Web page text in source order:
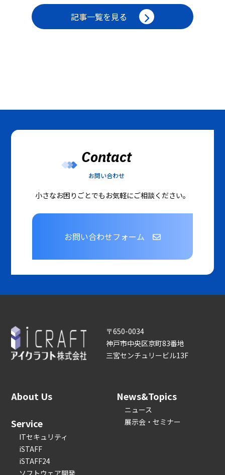
記事一覧を見る
Contact
お問い合わせ
小さなお困りごとでもお気軽にご相談ください。
お問い合わせフォーム
〒650-0034
神戸市中央区京町83番地
三宮センチュリービル13F
About Us
Service
ITセキュリティ
iSTAFF
iSTAFF24
News&Topics
ニュース
展示会・セミナー